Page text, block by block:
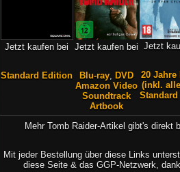
Jetzt kaufen bei
Standard Edition
Jetzt kaufen bei
Blu-ray, DVD
Amazon Video
Soundtrack
Artbook
Jetzt
20
(inkl.
Mehr Tomb Raider-Artikel gibt's direkt
Mit jeder Bestellung über diese Links
diese Seite & das GGP-Netzwerk,